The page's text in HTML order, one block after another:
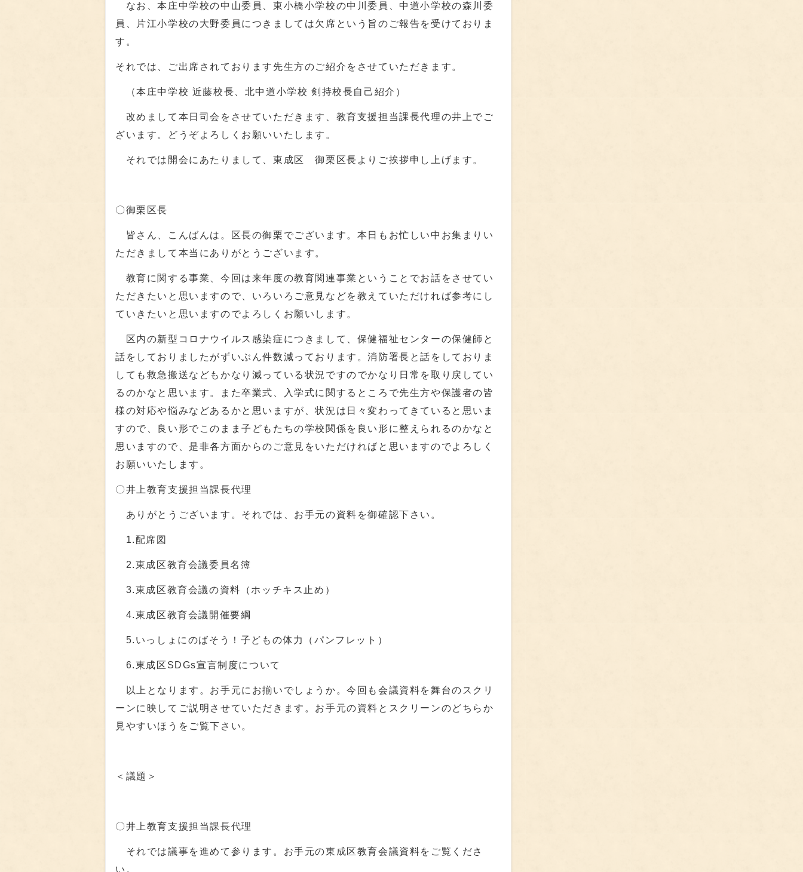
なお、本庄中学校の中山委員、東小橋小学校の中川委員、中道小学校の森川委
員、片江小学校の大野委員につきましては欠席という旨のご報告を受けておりま
す。
それでは、ご出席されております先生方のご紹介をさせていただきます。
（本庄中学校 近藤校長、北中道小学校 剣持校長自己紹介）
改めまして本日司会をさせていただきます、教育支援担当課長代理の井上でご
ざいます。どうぞよろしくお願いいたします。
それでは開会にあたりまして、東成区 御栗区長よりご挨拶申し上げます。
〇御栗区長
皆さん、こんばんは。区長の御栗でございます。本日もお忙しい中お集まりい
ただきまして本当にありがとうございます。
教育に関する事業、今回は来年度の教育関連事業ということでお話をさせてい
ただきたいと思いますので、いろいろご意見などを教えていただければ参考にし
ていきたいと思いますのでよろしくお願いします。
区内の新型コロナウイルス感染症につきまして、保健福祉センターの保健師と
話をしておりましたがずいぶん件数減っております。消防署長と話をしておりま
しても救急搬送などもかなり減っている状況ですのでかなり日常を取り戻してい
るのかなと思います。また卒業式、入学式に関するところで先生方や保護者の皆
様の対応や悩みなどあるかと思いますが、状況は日々変わってきていると思いま
すので、良い形でこのまま子どもたちの学校関係を良い形に整えられるのかなと
思いますので、是非各方面からのご意見をいただければと思いますのでよろしく
お願いいたします。
〇井上教育支援担当課長代理
ありがとうございます。それでは、お手元の資料を御確認下さい。
1.配席図
2.東成区教育会議委員名簿
3.東成区教育会議の資料（ホッチキス止め）
4.東成区教育会議開催要綱
5.いっしょにのばそう！子どもの体力（パンフレット）
6.東成区SDGs宣言制度について
以上となります。お手元にお揃いでしょうか。今回も会議資料を舞台のスクリ
ーンに映してご説明させていただきます。お手元の資料とスクリーンのどちらか
見やすいほうをご覧下さい。
＜議題＞
〇井上教育支援担当課長代理
それでは議事を進めて参ります。お手元の東成区教育会議資料をご覧くださ
い。